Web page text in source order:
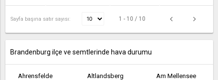
Sayfa başına satır sayısı: 1 - 10 / 10
Brandenburg ilçe ve semtlerinde hava durumu
Ahrensfelde Altlandsberg Am Mellensee